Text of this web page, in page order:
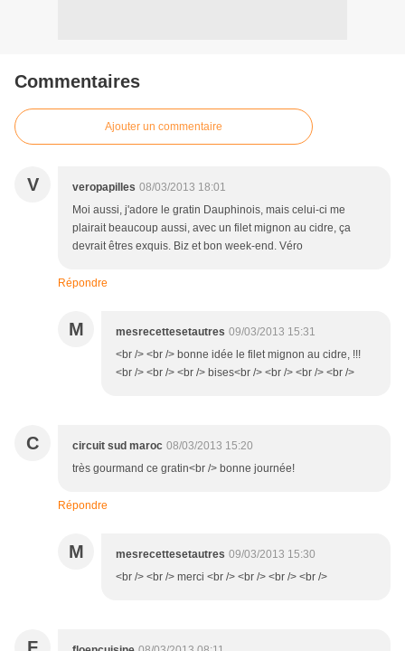
Commentaires
Ajouter un commentaire
V veropapilles 08/03/2013 18:01
Moi aussi, j'adore le gratin Dauphinois, mais celui-ci me
plairait beaucoup aussi, avec un filet mignon au cidre, ça
devrait êtres exquis. Biz et bon week-end. Véro
Répondre
M mesrecettesetautres 09/03/2013 15:31
<br /> <br /> bonne idée le filet mignon au cidre, !!!
<br /> <br /> <br /> bises<br /> <br /> <br /> <br />
C circuit sud maroc 08/03/2013 15:20
très gourmand ce gratin<br /> bonne journée!
Répondre
M mesrecettesetautres 09/03/2013 15:30
<br /> <br /> merci <br /> <br /> <br /> <br />